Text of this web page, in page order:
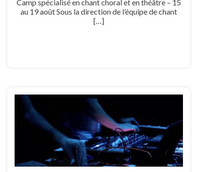
Camp spécialisé en chant choral et en théâtre – 15
au 19 août Sous la direction de l’équipe de chant
[…]